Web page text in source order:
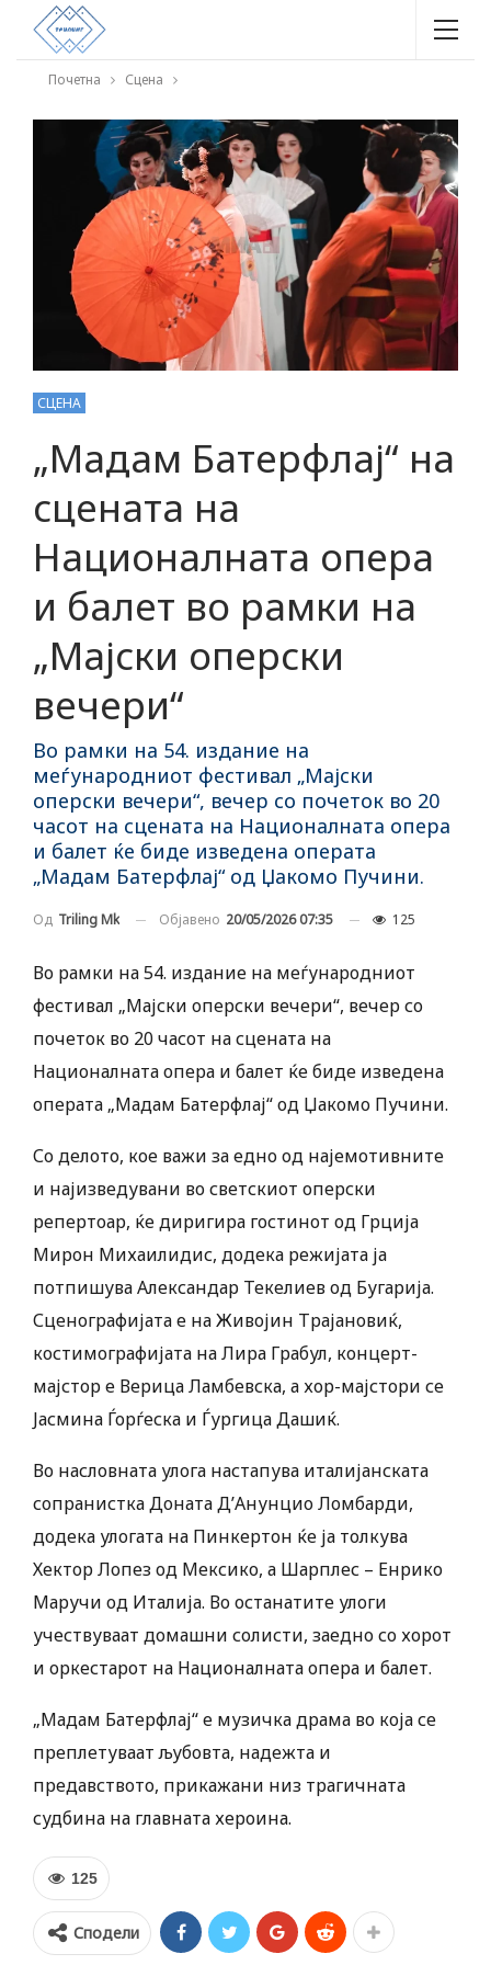
Почетна Сцена
СЦЕНА
„Мадам Батерфлај“ на
сцената на
Националната опера
и балет во рамки на
„Мајски оперски
вечери“
Во рамки на 54. издание на
меѓународниот фестивал „Мајски
оперски вечери“, вечер со почеток во 20
часот на сцената на Националната опера
и балет ќе биде изведена операта
„Мадам Батерфлај“ од Џакомо Пучини.
Од Triling Mk Објавено 20/05/2026 07:35 125
Во рамки на 54. издание на меѓународниот
фестивал „Мајски оперски вечери“, вечер со
почеток во 20 часот на сцената на
Националната опера и балет ќе биде изведена
операта „Мадам Батерфлај“ од Џакомо Пучини.
Со делото, кое важи за едно од најемотивните
и најизведувани во светскиот оперски
репертоар, ќе диригира гостинот од Грција
Мирон Михаилидис, додека режијата ја
потпишува Александар Текелиев од Бугарија.
Сценографијата е на Живојин Трајановиќ,
костимографијата на Лира Грабул, концерт-
мајстор е Верица Ламбевска, а хор-мајстори се
Јасмина Ѓорѓеска и Ѓургица Дашиќ.
Во насловната улога настапува италијанската
сопранистка Доната Д’Анунцио Ломбарди,
додека улогата на Пинкертон ќе ја толкува
Хектор Лопез од Мексико, а Шарплес – Енрико
Маручи од Италија. Во останатите улоги
учествуваат домашни солисти, заедно со хорот
и оркестарот на Националната опера и балет.
„Мадам Батерфлај“ е музичка драма во која се
преплетуваат љубовта, надежта и
предавството, прикажани низ трагичната
судбина на главната хероина.
125
Сподели